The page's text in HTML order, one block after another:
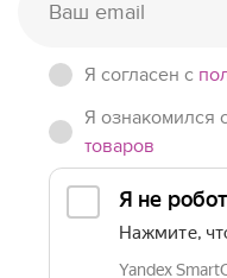
Я согласен c
Я ознакомился с
товаров